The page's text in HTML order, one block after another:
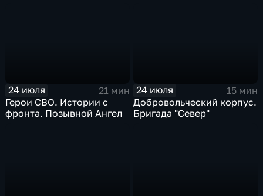
24 июля
21 мин
Герои СВО. Истории с
фронта. Позывной Ангел
24 июля
15 мин
Добровольческий корпус.
Бригада "Север"